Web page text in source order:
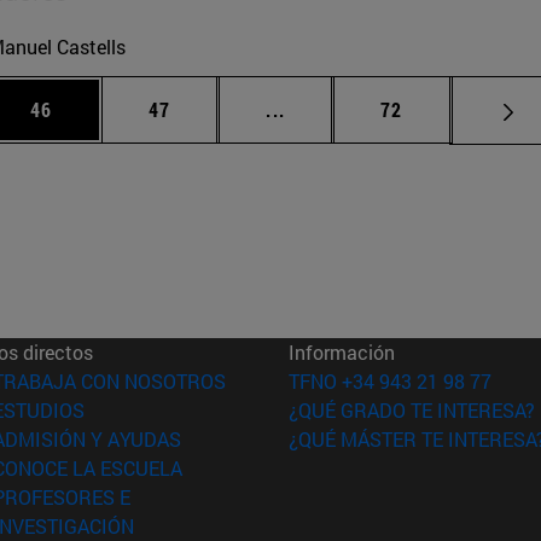
Castells
TAB para desplazarse.
Página
46 Página
47 ... Páginas intermedias Use
Página
72
directos
CON NOSOTROS (abre en nueva ventana)
(abre en nueva ventana)
Y AYUDAS (abre en nueva ventana)
LA ESCUELA(abre en nueva ventana)
E
Información
TFNO +34 943 21 98 77
¿QUÉ GRADO TE INTERESA?
¿QUÉ MÁSTER TE